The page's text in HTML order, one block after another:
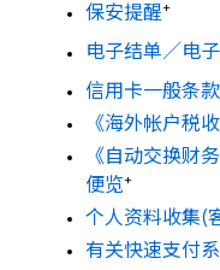
保安提醒+
电子结单／电
信用卡一般条
《海外帐户税
《自动交换财
便览+
个人资料收集(
有关快速支付